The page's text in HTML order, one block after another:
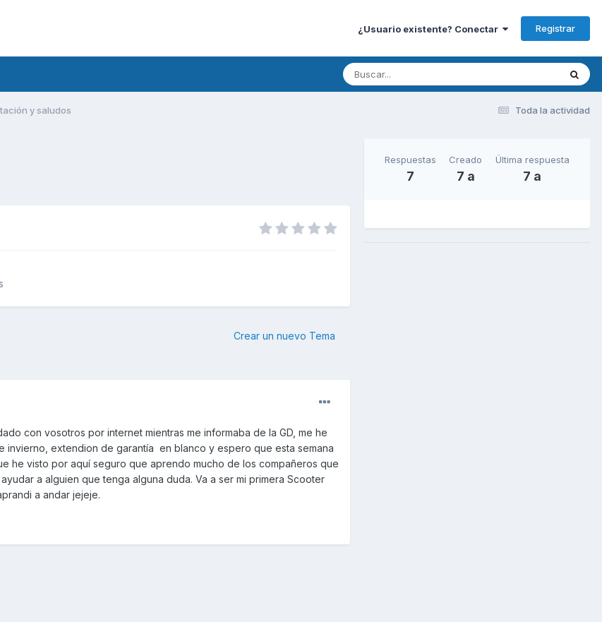
¿Usuario existente? Conectar Registrar
Toda la actividad
y saludos
Crear un nuevo Tema
con vosotros por internet mientras me informaba de la GD, me he
invierno, extendion de garantía en blanco y espero que esta semana
he visto por aquí seguro que aprendo mucho de los compañeros que
a alguien que tenga alguna duda. Va a ser mi primera Scooter
a andar jejeje.
Respuestas
7
Creado
7 a
Última respuesta
7 a